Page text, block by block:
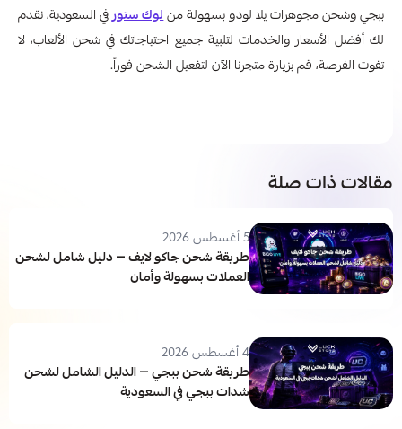
ببجي وشحن مجوهرات يلا لودو بسهولة منلوك ستورفي السعودية، نقدم
لك أفضل الأسعار والخدمات لتلبية جميع احتياجاتك في شحن الألعاب، لا
تفوت الفرصة، قم بزيارة متجرنا الآن لتفعيل الشحن فوراً.
مقالات ذات صلة
5 أغسطس 2026
طريقة شحن جاكو لايف — دليل شامل لشحن
العملات بسهولة وأمان
4 أغسطس 2026
طريقة شحن ببجي — الدليل الشامل لشحن
شدات ببجي في السعودية